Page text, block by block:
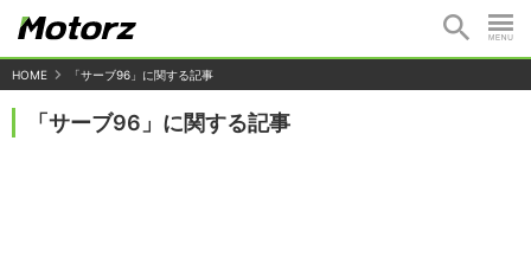
HOME 「サーブ96」に関する記事
「サーブ96」に関する記事